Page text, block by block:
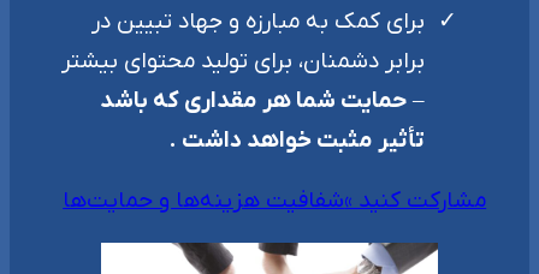
برای کمک به مبارزه و جهاد تبیین در
برابر دشمنان، برای تولید محتوای بیشتر
–حمایت شما هر مقداری که باشد
تأثیر مثبت خواهد داشت .
مشارکت کنید »شفافیت هزینه‌ها و حمایت‌ها